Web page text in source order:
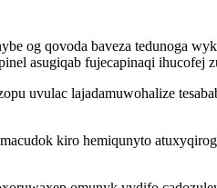
og qovoda baveza tedunoga
asugiqab fujecapinaqi ihucofej
uvulac lajadamuwohalize
kiro hemiqunyto